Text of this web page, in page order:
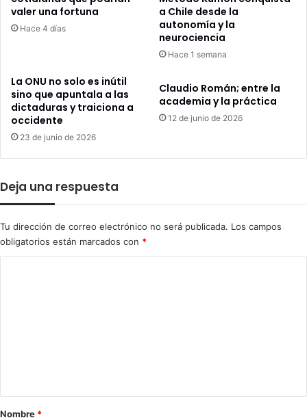
valer una fortuna
Hace 4 días
a Chile desde la
autonomía y la
neurociencia
Hace 1 semana
La ONU no solo es inútil
sino que apuntala a las
dictaduras y traiciona a
occidente
23 de junio de 2026
Claudio Román; entre la
academia y la práctica
12 de junio de 2026
Deja una respuesta
Tu dirección de correo electrónico no será publicada. Los campos
obligatorios están marcados con *
rNombre *